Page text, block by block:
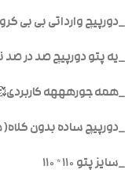
_دورپیچ وارداتی بی بی
_یه پتو دورپیچ صد در صد
_همه جورهههه
_دورپیچ ساده بدون
_سایز پتو ۱۱۰ * ۱۱۰